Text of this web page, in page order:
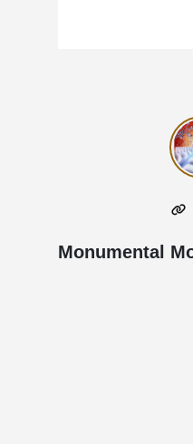
Monumental